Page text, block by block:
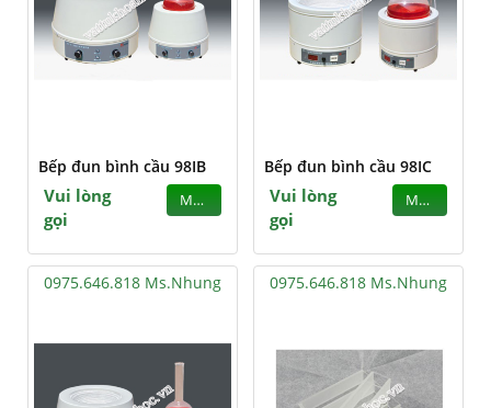
Bếp đun bình cầu 98IB
Vui lòng
gọi
MUA
Bếp đun bình cầu 98IC
Vui lòng
gọi
MUA
0975.646.818 Ms.Nhung 0975.646.818 Ms.Nhung